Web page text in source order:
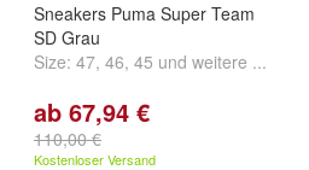
Sneakers Puma Super Team
SD Grau
Size: 47, 46, 45 und weitere ...
ab 67,94 €
110,00 €
Kostenloser Versand